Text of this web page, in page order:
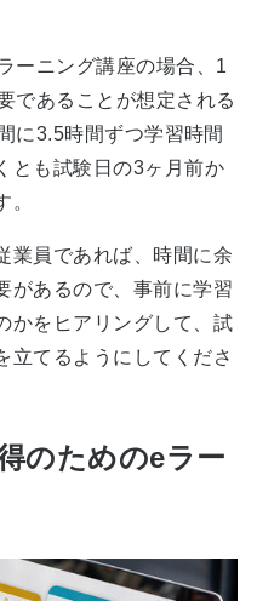
ーニング講座の場合、1
であることが想定される
に3.5時間ずつ学習時間
とも試験日の3ヶ月前か
。
業員であれば、時間に余
があるので、事前に学習
かをヒアリングして、試
立てるようにしてくださ
のためのeラー